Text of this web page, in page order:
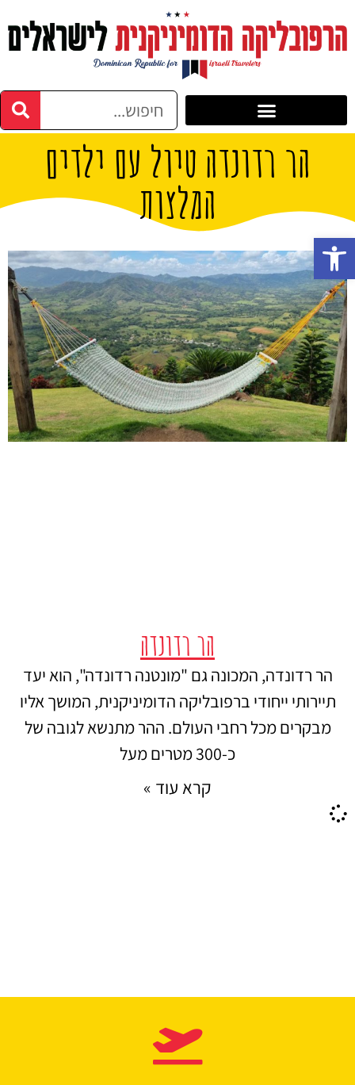
הר רדונדה טיול עם ילדים
המלצות
הר רדונדה
הר רדונדה, המכונה גם "מונטנה רדונדה", הוא יעד
תיירותי ייחודי ברפובליקה הדומיניקנית, המושך אליו
מבקרים מכל רחבי העולם. ההר מתנשא לגובה של
כ-300 מטרים מעל
קרא עוד »
פתח סרגל נגישות